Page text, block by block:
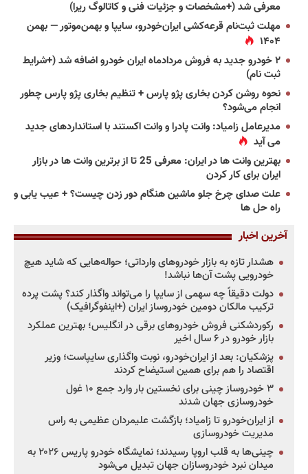
معرفی شد (+مشخصات و جزئیات فنی و کاتالوگ ریرا)
مهلت ثبت‌نام قرعه‌کشی ایران‌خودرو، سایپا و بهمن‌موتور — بهمن
۱۴۰۴
۲ خودرو جدید به فروش مردادماه ایران خودرو اضافه شد (+شرایط
ثبت نام)
نحوه روشن کردن بخاری پژو پارس + تنظیم بخاری پژو پارس چطور
انجام می‌شود؟
مدیرعامل زامیاد: وانت پادرا و وانت اکستند با استانداردهای جدید
می آید
بهترین وانت ها در ایران: معرفی 25 تا از برترین وانت ها در بازار
ایران برای کار کردن
علت صدای چرخ جلو ماشین هنگام دور زدن چیست؟ + عیب یابی و
راه حل ها
آخرین اخبار
هشدار تازه به بازار خودروهای وارداتی؛ حواله‌هایی که شاید هیچ
خودرویی پشت آن‌ها نباشد!
دولت دقیقاً چه سهمی از سایپا را می‌تواند واگذار کند؟ پشت پرده
ترکیب مالکان دومین خودروساز ایران (+اینفوگرافیک)
رکوردشکنی فروش خودروهای برقی در انگلیس؛ بهترین عملکرد
بازار خودرو در ۶ سال اخیر
پزشکیان: بعد از ایران‌خودرو، نوبت واگذاری سایپاست؛ وزیر
اقتصاد را هم برای همین استیضاح کردند
۳ خودروساز چینی برای نخستین بار وارد جمع ۱۰ غول
خودروسازی جهان شدند
از ایران‌خودرو تا زامیاد؛ بازگشت علیمردان عظیمی به راس
مدیریت خودروسازی
چینی‌ها به قلب اروپا رسیدند؛ نمایشگاه خودرو پاریس ۲۰۲۶ به
میدان نبرد خودروسازان جهان تبدیل می‌شود